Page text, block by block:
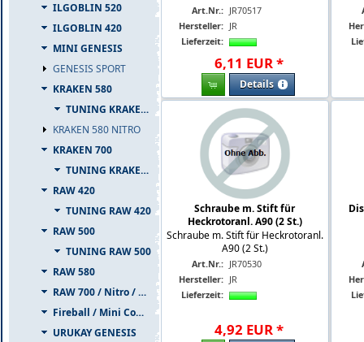
ILGOBLIN 520
ILGOBLIN 420
MINI GENESIS
GENESIS SPORT
KRAKEN 580
TUNING KRAKEN 580
KRAKEN 580 NITRO
KRAKEN 700
TUNING KRAKEN 700
RAW 420
TUNING RAW 420
RAW 500
TUNING RAW 500
RAW 580
RAW 700 / Nitro / PIUMA
Fireball / Mini Comet
URUKAY GENESIS
Art.Nr.: JR70517
Hersteller: JR
Lieferzeit:
6,11 EUR*
Details
Schraube m. Stift für
Heckrotoranl. A90 (2 St.)
Schraube m. Stift für Heckrotoranl.
A90 (2 St.)
Art.Nr.: JR70530
Hersteller: JR
Lieferzeit:
4,92 EUR*